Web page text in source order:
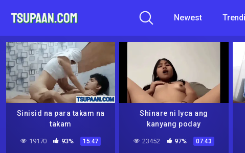
Newest
Sinisid na para takam na
takam
19170 93% 15:47
Shinare ni lyca ang
kanyang poday
23452 97% 07:43